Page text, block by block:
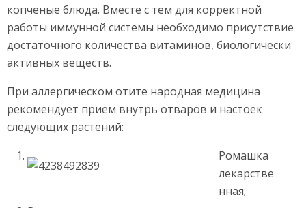
копченые блюда. Вместе с тем для корректной
работы иммунной системы необходимо присутствие
достаточного количества витаминов, биологически
активных веществ.
При аллергическом отите народная медицина
рекомендует прием внутрь отваров и настоек
следующих растений:
Ромашка
лекарстве
нная;